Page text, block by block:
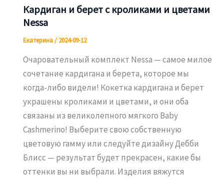
Кардиган и берет с кроликами и цветами
Nessa
Екатерина/ 2024-09-12
Очаровательный комплект Nessa — самое милое
сочетание кардигана и берета, которое мы
когда-либо видели! Кокетка кардигана и берет
украшены кроликами и цветами, и они оба
связаны из великолепного мягкого Baby
Cashmerino! Выберите свою собственную
цветовую гамму или следуйте дизайну Дебби
Блисс — результат будет прекрасен, какие бы
оттенки вы ни выбрали. Изделия вяжутся